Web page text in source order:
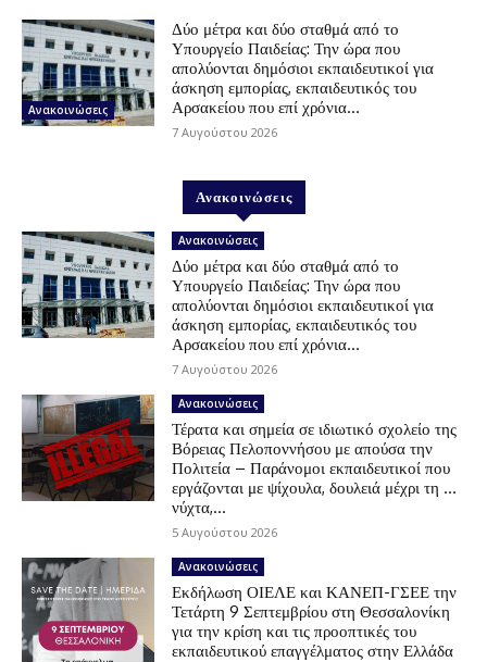
Ανακοινώσεις
Δύο μέτρα και δύο σταθμά από το
Υπουργείο Παιδείας: Την ώρα που
απολύονται δημόσιοι εκπαιδευτικοί για
άσκηση εμπορίας, εκπαιδευτικός του
Αρσακείου που επί χρόνια...
7 Αυγούστου 2026
Ανακοινώσεις
Ανακοινώσεις
Δύο μέτρα και δύο σταθμά από το
Υπουργείο Παιδείας: Την ώρα που
απολύονται δημόσιοι εκπαιδευτικοί για
άσκηση εμπορίας, εκπαιδευτικός του
Αρσακείου που επί χρόνια...
7 Αυγούστου 2026
Ανακοινώσεις
Τέρατα και σημεία σε ιδιωτικό σχολείο της
Βόρειας Πελοποννήσου με απούσα την
Πολιτεία – Παράνομοι εκπαιδευτικοί που
εργάζονται με ψίχουλα, δουλειά μέχρι τη …
νύχτα,...
5 Αυγούστου 2026
Ανακοινώσεις
Εκδήλωση ΟΙΕΛΕ και ΚΑΝΕΠ-ΓΣΕΕ την
Τετάρτη 9 Σεπτεμβρίου στη Θεσσαλονίκη
για την κρίση και τις προοπτικές του
εκπαιδευτικού επαγγέλματος στην Ελλάδα